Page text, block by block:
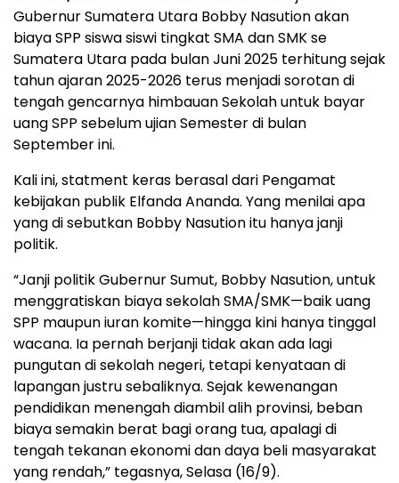
Gubernur Sumatera Utara Bobby Nasution akan
biaya SPP siswa siswi tingkat SMA dan SMK se
Sumatera Utara pada bulan Juni 2025 terhitung sejak
tahun ajaran 2025-2026 terus menjadi sorotan di
tengah gencarnya himbauan Sekolah untuk bayar
uang SPP sebelum ujian Semester di bulan
September ini.
Kali ini, statment keras berasal dari Pengamat
kebijakan publik Elfanda Ananda. Yang menilai apa
yang di sebutkan Bobby Nasution itu hanya janji
politik.
“Janji politik Gubernur Sumut, Bobby Nasution, untuk
menggratiskan biaya sekolah SMA/SMK—baik uang
SPP maupun iuran komite—hingga kini hanya tinggal
wacana. Ia pernah berjanji tidak akan ada lagi
pungutan di sekolah negeri, tetapi kenyataan di
lapangan justru sebaliknya. Sejak kewenangan
pendidikan menengah diambil alih provinsi, beban
biaya semakin berat bagi orang tua, apalagi di
tengah tekanan ekonomi dan daya beli masyarakat
yang rendah,” tegasnya, Selasa (16/9).